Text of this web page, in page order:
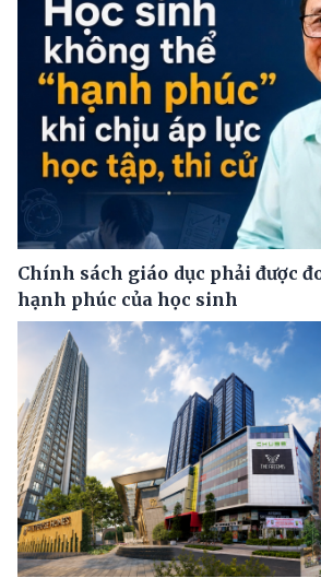
Chính sách giáo dục phải được
hạnh phúc của học sinh